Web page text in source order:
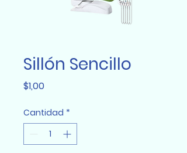
Sillón Sencillo
$1,00Precio
Cantidad *